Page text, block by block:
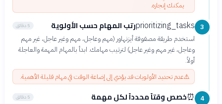
يمكنك إنجازه.
3
prioritizing_tasksرتب المهام حسب الأولوية 5 دقائق
استخدم طريقة مصفوفة أيزنهاور (مهم وعاجل، مهم وغير عاجل، غير مهم
وعاجل، غير مهم وغير عاجل) لترتيب مهامك. ابدأ بالمهام المهمة والعاجلة
أولاً.
⚠️عدم تحديد الأولويات قد يؤدي إلى إضاعة الوقت في مهام قليلة الأهمية.
4
⏰خصص وقتاً محدداً لكل مهمة 5 دقائق